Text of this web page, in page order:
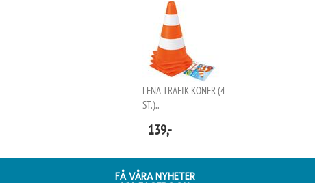
LENA TRAFIK KONER (4
ST.)..
139,-
FÅ VÅRA NYHETER